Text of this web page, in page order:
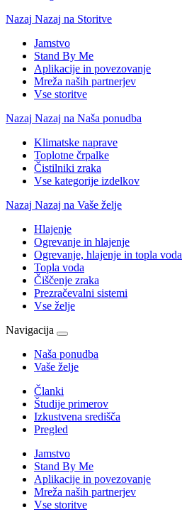
Nazaj Nazaj na Storitve
Jamstvo
Stand By Me
Aplikacije in povezovanje
Mreža naših partnerjev
Vse storitve
Nazaj Nazaj na Naša ponudba
Klimatske naprave
Toplotne črpalke
Čistilniki zraka
Vse kategorije izdelkov
Nazaj Nazaj na Vaše želje
Hlajenje
Ogrevanje in hlajenje
Ogrevanje, hlajenje in topla voda
Topla voda
Čiščenje zraka
Prezračevalni sistemi
Vse želje
Navigacija
Naša ponudba
Vaše želje
Članki
Študije primerov
Izkustvena središča
Pregled
Jamstvo
Stand By Me
Aplikacije in povezovanje
Mreža naših partnerjev
Vse storitve